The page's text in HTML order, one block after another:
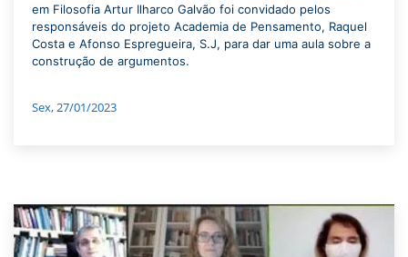
em Filosofia Artur Ilharco Galvão foi convidado pelos
responsáveis do projeto Academia de Pensamento, Raquel
Costa e Afonso Espregueira, S.J, para dar uma aula sobre a
construção de argumentos.
Sex, 27/01/2023